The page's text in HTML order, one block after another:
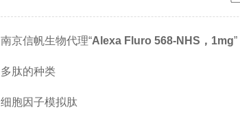
南京信帆生物代理“Alexa Fluro 568-NHS，1mg
多肽的种类
细胞因子模拟肽